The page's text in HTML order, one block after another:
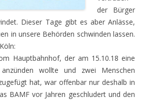
der Bürger
Dieser Tage gibt es aber Anlässe,
in unsere Behörden schwinden lassen.
Hauptbahnhof, der am 15.10.18 eine
wollte und zwei Menschen
hat, war offenbar nur deshalb in
BAMF vor Jahren geschludert und den